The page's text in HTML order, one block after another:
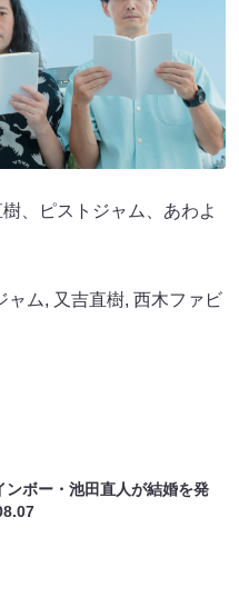
、ピストジャム、あわよ
ャム, 又吉直樹, 西木ファビ
ンボー・池田直人が結婚を発